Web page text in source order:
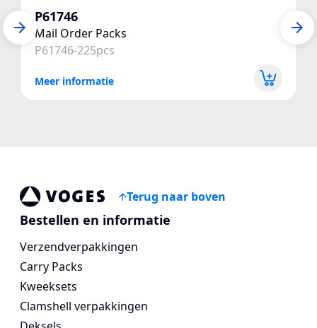
P61746
Mail Order Packs
P61746-225pcs
Meer informatie
Voges Online Store
Terug naar boven
Bestellen en informatie
Verzendverpakkingen
Carry Packs
Kweeksets
Clamshell verpakkingen